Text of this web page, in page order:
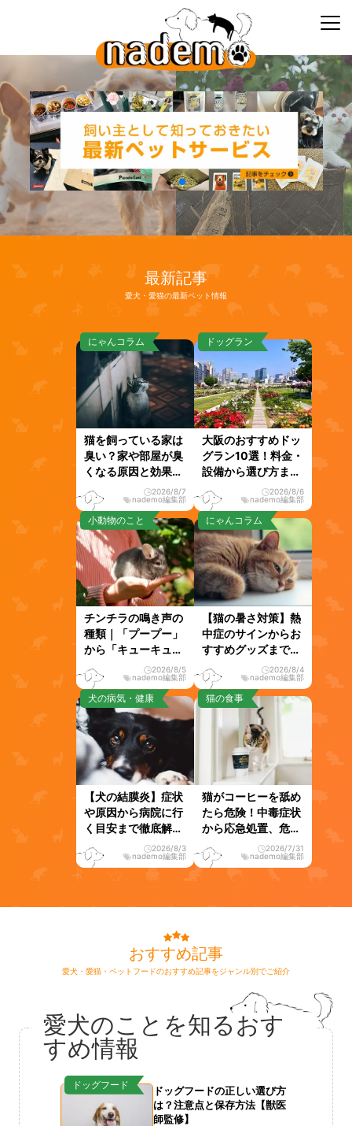
最新記事
愛犬・愛猫の最新ペット情報
にゃんコラム
猫を飼っている家は
臭い？家や部屋が臭
くなる原因と効果的
2026/8/7
nademo編集部
ドッグラン
大阪のおすすめドッ
グラン10選！料金・
設備から選び方まで
2026/8/6
nademo編集部
小動物のこと
チンチラの鳴き声の
種類｜「プープー」
から「キューキュ
ー」まで徹底解説！
2026/8/5
nademo編集部
にゃんコラム
【猫の暑さ対策】熱
中症のサインからお
すすめグッズまで徹
2026/8/4
nademo編集部
犬の病気・健康
【犬の結膜炎】症状
や原因から病院に行
く目安まで徹底解
2026/8/3
nademo編集部
猫の食事
猫がコーヒーを舐め
たら危険！中毒症状
から応急処置、危険
な理由を解説2026/7/31
nademo編集部
おすすめ記事
愛犬・愛猫・ペットフードのおすすめ記事をジャンル別でご紹介
愛犬のことを知るおす
すめ情報
ドッグフード
ドッグフードの正しい選び方
は？注意点と保存方法【獣医
師監修】